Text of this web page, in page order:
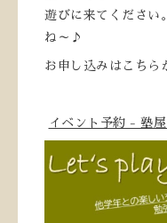
遊びに来てください
ね～♪
お申し込みはこちら
イベント予約 - 塾